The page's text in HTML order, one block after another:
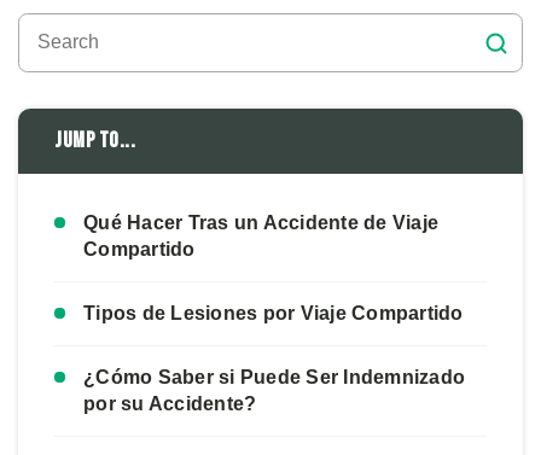
Jump to...
Qué Hacer Tras un Accidente de Viaje
Compartido
Tipos de Lesiones por Viaje Compartido
¿Cómo Saber si Puede Ser Indemnizado
por su Accidente?